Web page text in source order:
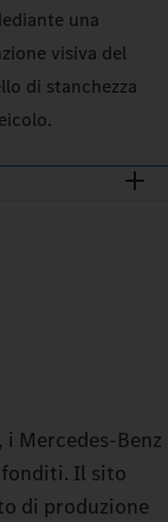
una
visiva del
di stanchezza
Mercedes-Benz
Il sito
di produzione